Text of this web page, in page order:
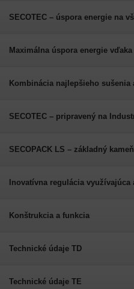
SECOTEC – úspora energie na
Maximálna úspora energie
Kombinácia najlepšieho sušenia
SECOTEC – pripravený na
SECOPACK LS – základný
Inovatívna regulácia
Konštrukcia a funkcia
Technické údaje TD
Technické údaje TE